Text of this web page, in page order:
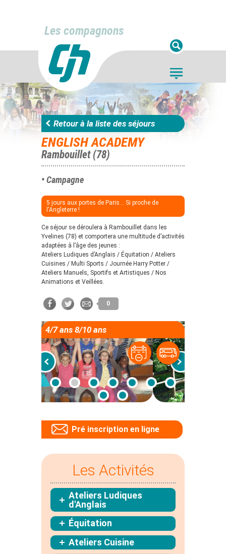
Les compagnons
Retour à la liste des séjours
ENGLISH ACADEMY
Rambouillet (78)
• Campagne
5 jours aux portes de Paris... Si proche de
l'Angleterre !
Ce séjour se déroulera à Rambouillet dans les
Yvelines (78) et comportera une multitude d’activités
adaptées à l’âge des jeunes :
Ateliers Ludiques d’Anglais / Équitation / Ateliers
Cuisines / Multi Sports / Journée Harry Potter /
Ateliers Manuels, Sportifs et Artistiques / Nos
Animations et Veillées.
0
4/7 ans 8/10 ans
Pré inscription en ligne
Les Activités
Ateliers Ludiques
d'Anglais
Équitation
Ateliers Cuisine